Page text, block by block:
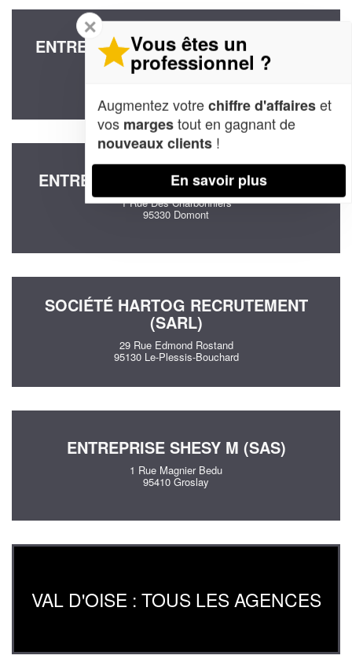
ENTREPRISE WB CONSULTING (SAS)
18 Place De France
ENTREPRISE P & Y CONSEIL (SARL)
1 Rue Des Charbonniers
95330 Domont
SOCIÉTÉ HARTOG RECRUTEMENT
(SARL)
29 Rue Edmond Rostand
95130 Le-Plessis-Bouchard
ENTREPRISE SHESY M (SAS)
1 Rue Magnier Bedu
95410 Groslay
VAL D'OISE : TOUS LES AGENCES
✕
Vous êtes un
professionnel ?
Augmentez votrechiffre d'affaireset
vos margestout en gagnant de
nouveaux clients !
En savoir plus